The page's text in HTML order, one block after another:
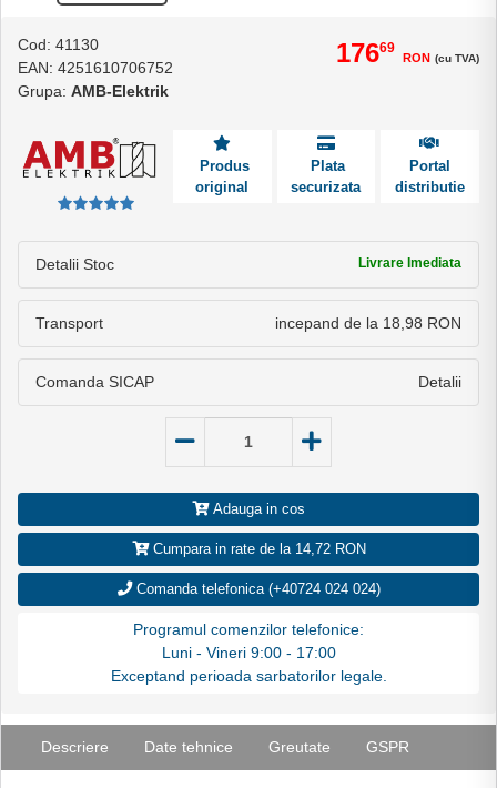
Cod: 41130
EAN: 4251610706752
Grupa: AMB-Elektrik
17669
RON (cu TVA)
Produs
original
Plata
securizata
Portal
distributie
Detalii Stoc Livrare Imediata
Transport incepand de la 18,98 RON
Comanda SICAP Detalii
Adauga in cos
Cumpara in rate de la 14,72 RON
Comanda telefonica (+40724 024 024)
Programul comenzilor telefonice:
Luni - Vineri 9:00 - 17:00
Exceptand perioada sarbatorilor legale.
Descriere Date tehnice Greutate GSPR